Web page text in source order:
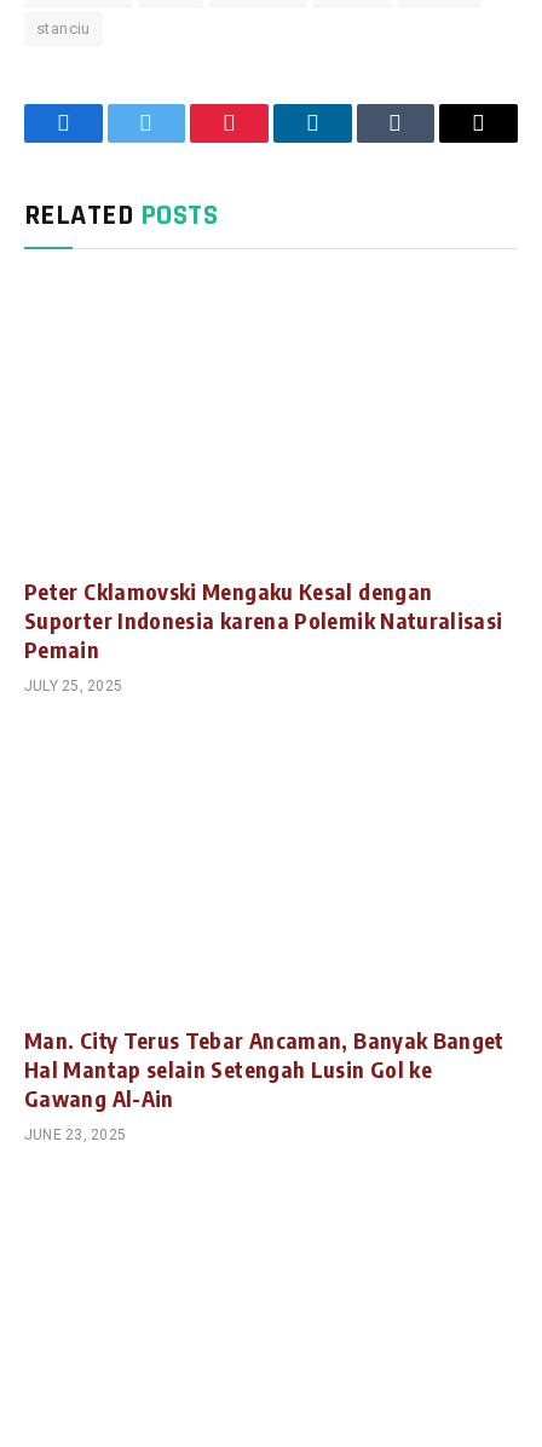
stanciu
FacebookTwitter Pinterest LinkedInTumblr Email
RELATED POSTS
Peter Cklamovski Mengaku Kesal dengan
Suporter Indonesia karena Polemik Naturalisasi
Pemain
JULY 25, 2025
Man. City Terus Tebar Ancaman, Banyak Banget
Hal Mantap selain Setengah Lusin Gol ke
Gawang Al-Ain
JUNE 23, 2025